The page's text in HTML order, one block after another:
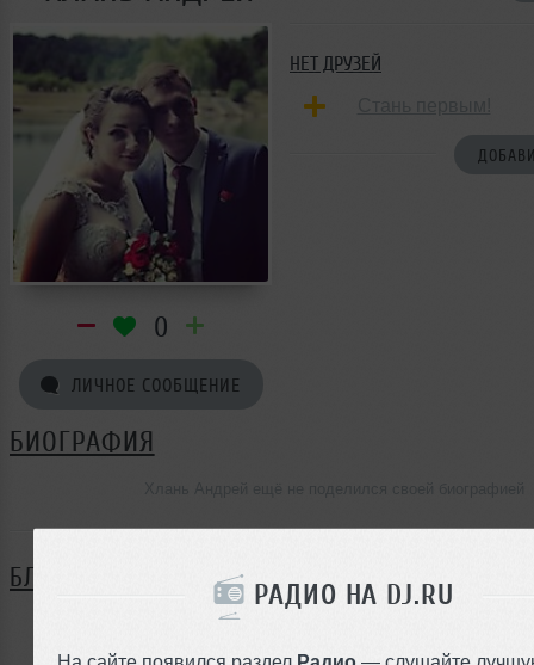
РАДИО НА DJ.RU
На сайте появился раздел Радио — слушайте
0
ЛИЧНОЕ СООБЩЕНИЕ
НЕТ ДРУЗЕЙ
БИОГРАФИЯ
БЛОГ